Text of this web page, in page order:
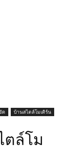
ด
บ้านสไตล์โมเดิร์น
ตล์โม